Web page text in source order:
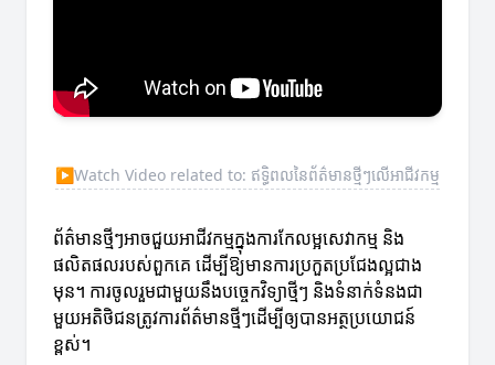
▶Watch Video related to: ឥទ្ធិពលនៃព័ត៌មានថ្មីៗលើអាជីវកម្ម
ព័ត៌មានថ្មីៗអាចជួយអាជីវកម្មក្នុងការកែលម្អសេវាកម្ម និង
ផលិតផលរបស់ពួកគេ ដើម្បីឱ្យមានការប្រកួតប្រជែងល្អជាង
មុន។ ការចូលរួមជាមួយនឹងបច្ចេកវិទ្យាថ្មីៗ និងទំនាក់ទំនងជា
មួយអតិថិជនត្រូវការព័ត៌មានថ្មីៗដើម្បីឲ្យបានអត្ថប្រយោជន៍
ខ្ពស់។